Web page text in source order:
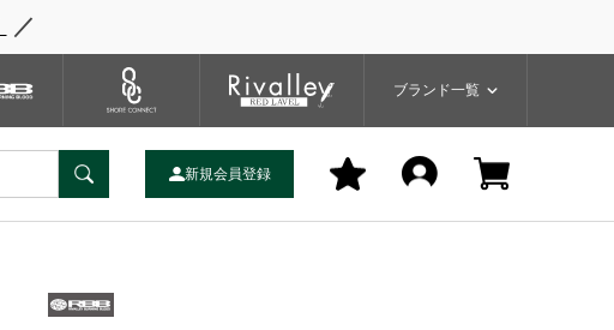
／
ブランド一覧
新規会員登録
キャップ